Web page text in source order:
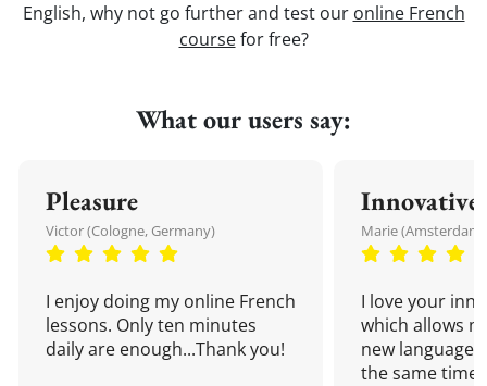
English, why not go further and test our online French
coursefor free?
What our users say:
Pleasure
Victor (Cologne, Germany)
I enjoy doing my online French
lessons. Only ten minutes
daily are enough...Thank you!
Innovative
Marie
I love your
which allows
new language
the same time!